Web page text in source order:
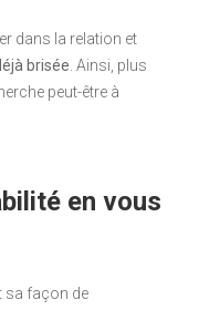
dans la relation et
brisée . Ainsi, plus
peut-être à
en vous
sa façon de